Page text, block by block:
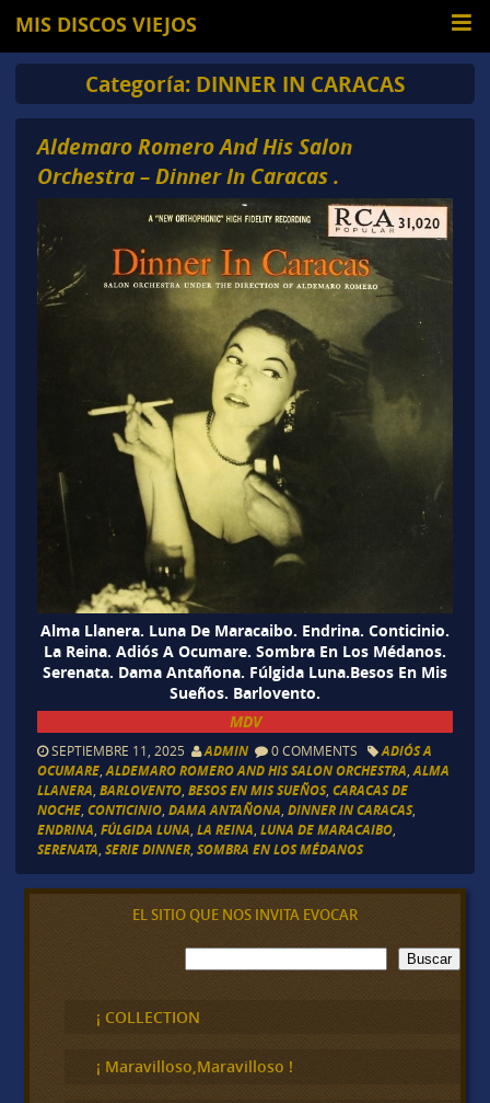
MIS DISCOS VIEJOS
Categoría: DINNER IN CARACAS
Aldemaro Romero And His Salon
Orchestra – Dinner In Caracas .
Alma Llanera. Luna De Maracaibo. Endrina. Conticinio.
La Reina. Adiós A Ocumare. Sombra En Los Médanos.
Serenata. Dama Antañona. Fúlgida Luna.Besos En Mis
Sueños. Barlovento.
MDV
SEPTIEMBRE 11, 2025 ADMIN 0 COMMENTS
ADIÓS A
OCUMARE, ALDEMARO ROMERO AND HIS SALON ORCHESTRA ALMA
LLANERA BARLOVENTO, BESOS EN MIS SUEÑOS, CARACAS DE
NOCHE, CONTICINIO, DAMA ANTAÑONA DINNER IN CARACAS,
ENDRINA FÚLGIDA LUNA LA REINA LUNA DE MARACAIBO,
SERENATA SERIE DINNER, SOMBRA EN LOS MÉDANOS
EL SITIO QUE NOS INVITA EVOCAR
B
u
c
a
Buscar
¡ COLLECTION
¡ Maravilloso,Maravilloso !